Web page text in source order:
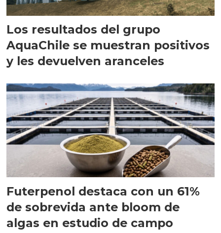
Los resultados del grupo
AquaChile se muestran positivos
y les devuelven aranceles
Futerpenol destaca con un 61%
de sobrevida ante bloom de
algas en estudio de campo